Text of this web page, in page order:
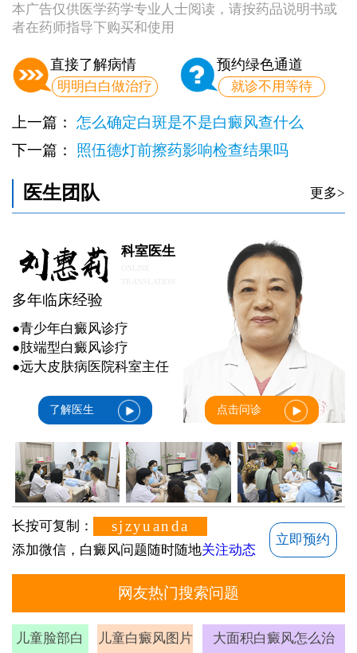
本广告仅供医学药学专业人士阅读，请按药品说明书或
者在药师指导下购买和使用
直接了解病情
明明白白做治疗
预约绿色通道
就诊不用等待
上一篇： 怎么确定白斑是不是白癜风查什么
下一篇： 照伍德灯前擦药影响检查结果吗
医生团队 更多>
科室医生
多年临床经验
●青少年白癜风诊疗
●肢端型白癜风诊疗
●远大皮肤病医院科室主任
了解医生 点击问诊
长按可复制： sjzyuanda
添加微信，白癜风问题随时随地关注动态
立即预约
网友热门搜索问题
儿童脸部白
儿童白癜风图片 大面积白癜风怎么治